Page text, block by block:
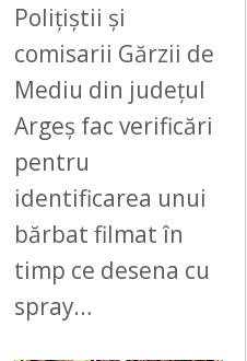
Polițiștii și
comisarii Gărzii de
Mediu din județul
Argeș fac verificări
pentru
identificarea unui
bărbat filmat în
timp ce desena cu
spray…